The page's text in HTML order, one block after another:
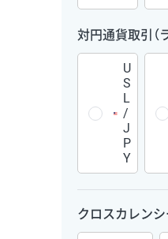
対円通貨取引（
U
S
L
/
J
P
Y
クロスカレンシ